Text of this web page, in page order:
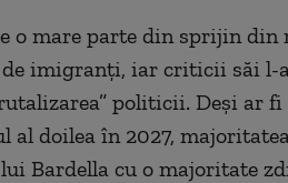
o mare parte din sprijin din
imigranți, iar criticii săi l-
politicii. Deși ar
al doilea în 2027,
Bardella cu o majoritate